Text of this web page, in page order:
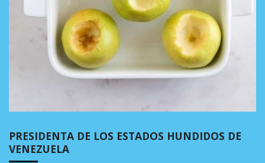
PRESIDENTA DE LOS ESTADOS HUNDIDOS DE
VENEZUELA